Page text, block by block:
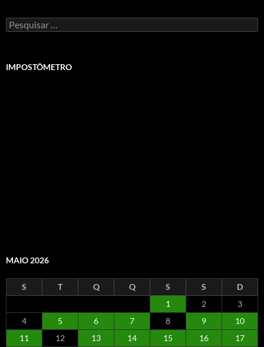
Pesquisar
por:
IMPOSTÔMETRO
MAIO 2026
S T Q Q S S
D
1
2
3
4
5 6 7 8 9
10
11
12 13 14 15 16
17